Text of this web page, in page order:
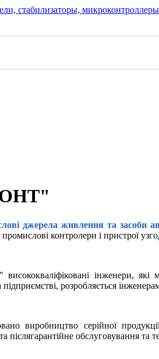
джерела живлення та засоби
контролери і пристрої
інженери, які
розробляється
серійної продукції
післягарантійне обслуговування